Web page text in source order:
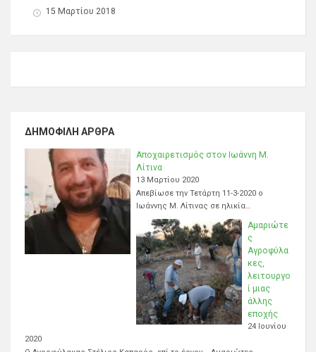
15 Μαρτίου 2018
ΔΗΜΟΦΙΛΉ ΆΡΘΡΑ
Αποχαιρετισμός στον Ιωάννη Μ.
Λίτινα
13 Μαρτίου 2020
Απεβίωσε την Τετάρτη 11-3-2020 ο
Ιωάννης Μ. Λίτινας σε ηλικία…
Αμαριώτε
ς
Αγροφύλα
κες,
λειτουργο
ί μιας
άλλης
εποχής
24 Ιουνίου
2020